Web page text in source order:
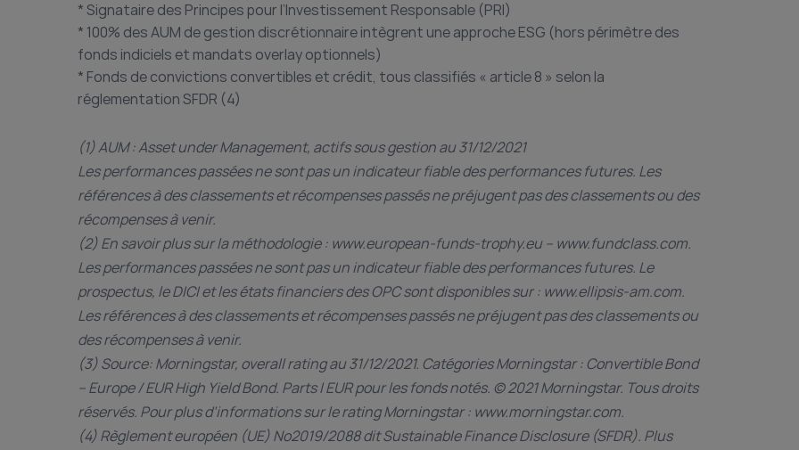
* Signataire des Principes pour l’Investissement Responsable (PRI)
* 100% des AUM de gestion discrétionnaire intègrent une approche ESG (hors périmètre des
fonds indiciels et mandats overlay optionnels)
* Fonds de convictions convertibles et crédit, tous classifiés « article 8 » selon la
réglementation SFDR (4)
(1) AUM : Asset under Management, actifs sous gestion au 31/12/2021
Les performances passées ne sont pas un indicateur fiable des performances futures. Les
références à des classements et récompenses passés ne préjugent pas des classements ou des
récompenses à venir.
(2) En savoir plus sur la méthodologie : www.european-funds-trophy.eu – www.fundclass.com.
Les performances passées ne sont pas un indicateur fiable des performances futures. Le
prospectus, le DICI et les états financiers des OPC sont disponibles sur : www.ellipsis-am.com.
Les références à des classements et récompenses passés ne préjugent pas des classements ou
des récompenses à venir.
(3) Source: Morningstar, overall rating au 31/12/2021. Catégories Morningstar : Convertible Bond
– Europe / EUR High Yield Bond. Parts I EUR pour les fonds notés. © 2021 Morningstar. Tous droits
réservés. Pour plus d’informations sur le rating Morningstar : www.morningstar.com.
(4) Règlement européen (UE) No2019/2088 dit Sustainable Finance Disclosure (SFDR). Plus